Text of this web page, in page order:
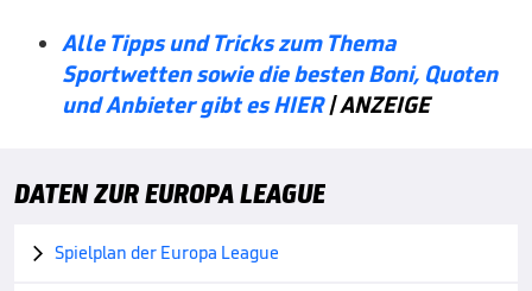
Alle Tipps und Tricks zum Thema
Sportwetten sowie die besten Boni, Quoten
und Anbieter gibt es HIER| ANZEIGE
DATEN ZUR EUROPA LEAGUE
 Spielplan der Europa League